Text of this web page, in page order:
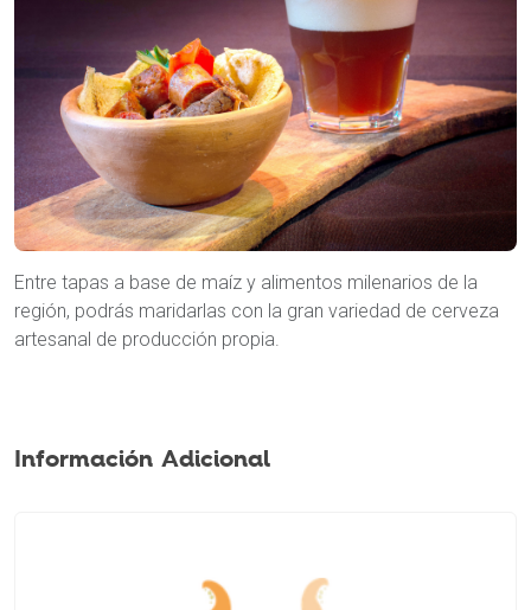
Entre tapas a base de maíz y alimentos milenarios de la
región, podrás maridarlas con la gran variedad de cerveza
artesanal de producción propia.
Información Adicional